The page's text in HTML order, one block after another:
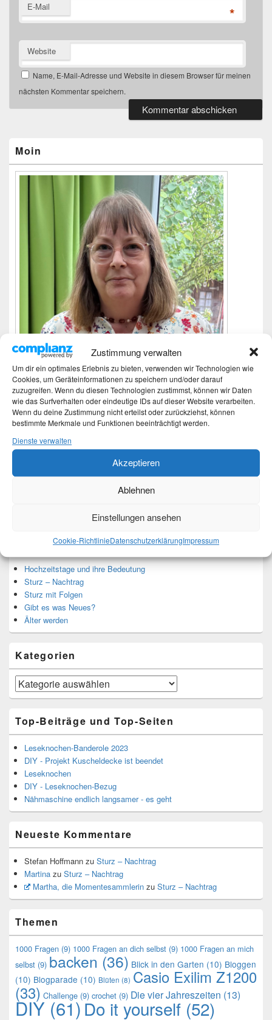
Zustimmung verwalten
Um dir ein optimales Erlebnis zu bieten, verwenden wir Technologien wie
Cookies, um Geräteinformationen zu speichern und/oder darauf
zuzugreifen. Wenn du diesen Technologien zustimmst, können wir Daten
wie das Surfverhalten oder eindeutige IDs auf dieser Website verarbeiten.
Wenn du deine Zustimmung nicht erteilst oder zurückziehst, können
bestimmte Merkmale und Funktionen beeinträchtigt werden.
Dienste verwalten
Akzeptieren
Ablehnen
Einstellungen ansehen
Cookie-RichtlinieDatenschutzerklärungImpressum
E-Mail *
Website
Name, E-Mail-Adresse und Website in diesem Browser für meinen
nächsten Kommentar speichern.
Widgetbereich
Moin
Ich bin Martina und Autorin dieses Blogs.
Mehr Infos unter About me.
Neueste Beiträge
Hochzeitstage und ihre Bedeutung
Sturz – Nachtrag
Sturz mit Folgen
Gibt es was Neues?
Älter werden
Kategorien
Kategorien
Top-Beiträge und Top-Seiten
Leseknochen-Banderole 2023
DIY - Projekt Kuscheldecke ist beendet
Leseknochen
DIY - Leseknochen-Bezug
Nähmaschine endlich langsamer - es geht
Neueste Kommentare
Stefan Hoffmann zu Sturz – Nachtrag
Martina zu Sturz – Nachtrag
Martha, die Momentesammlerinzu Sturz – Nachtrag
Themen
1000 Fragen (9) 1000 Fragen an dich selbst (9) 1000 Fragen an mich
selbst (9) backen (36) Blick in den Garten (10) Bloggen
(10) Blogparade (10) Blüten (8) Casio Exilim Z1200
(33) Challenge (9) crochet (9) Die vier Jahreszeiten (13)
DIY(61)Do it yourself (52)